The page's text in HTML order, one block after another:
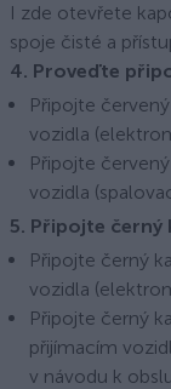
I zde otevřete
spoje čisté a
4. Proveďte
Připojte
vozidla
Připojte
vozidla
5. Připojte černý
Připojte černý
vozidla
Připojte černý
přijímacím
v návodu k